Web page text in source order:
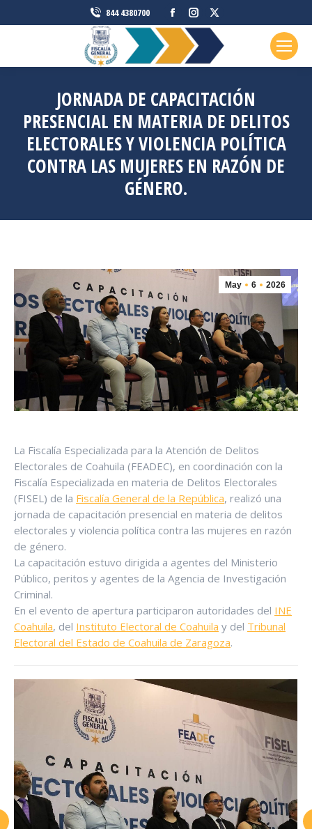
844 4380700
Facebook
page
opens
in
window
Instagram
page
opens
in
window
opens
in
window
JORNADA DE CAPACITACIÓN
PRESENCIAL EN MATERIA DE DELITOS
ELECTORALES Y VIOLENCIA POLÍTICA
CONTRA LAS MUJERES EN RAZÓN DE
GÉNERO.
May 6 2026
La Fiscalía Especializada para la Atención de Delitos
Electorales de Coahuila (FEADEC), en coordinación con la
Fiscalía Especializada en materia de Delitos Electorales
(FISEL) de la Fiscalía General de la República, realizó una
jornada de capacitación presencial en materia de delitos
electorales y violencia política contra las mujeres en razón
de género.
La capacitación estuvo dirigida a agentes del Ministerio
Público, peritos y agentes de la Agencia de Investigación
Criminal.
En el evento de apertura participaron autoridades del INE
Coahuila, del Instituto Electoral de Coahuila y del Tribunal
Electoral del Estado de Coahuila de Zaragoza.